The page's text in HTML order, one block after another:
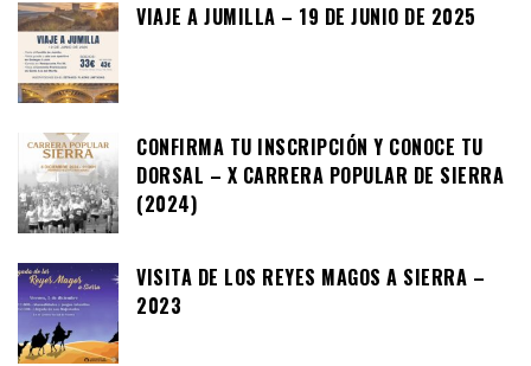
VIAJE A JUMILLA – 19 DE JUNIO DE 2025
CONFIRMA TU INSCRIPCIÓN Y CONOCE TU
DORSAL – X CARRERA POPULAR DE SIERRA
(2024)
VISITA DE LOS REYES MAGOS A SIERRA –
2023